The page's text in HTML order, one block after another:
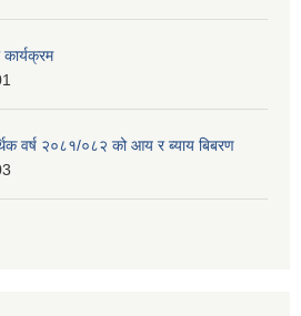
वर्ष २०८१/०८२ को आय र ब्याय बिबरण